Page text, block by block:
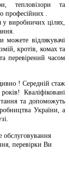
тепловізори та
професійних .
у виробничих цілях,
відлякувачі
кротів, комах та
перевірений часом
! Середній стаж
Кваліфіковані
та допоможуть
України, а
обслуговування
перевірки Ви